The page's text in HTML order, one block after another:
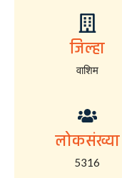
जिल्हा
वाशिम
लोकसंख्या
5316